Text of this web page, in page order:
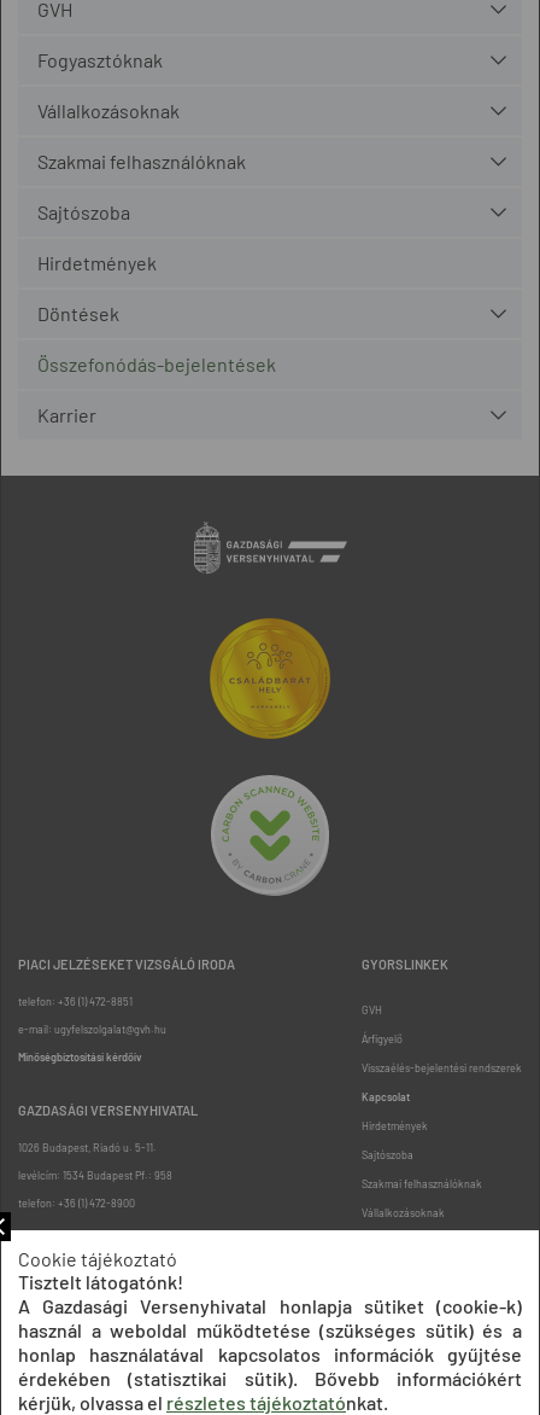
GVH
Fogyasztóknak
Vállalkozásoknak
Szakmai felhasználóknak
Sajtószoba
Hirdetmények
Döntések
Összefonódás-bejelentések
Karrier
PIACI JELZÉSEKET VIZSGÁLÓ IRODA
telefon: +36 (1) 472-8851
e-mail: ugyfelszolgalat@gvh.hu
Minőségbiztosítási kérdőív
GAZDASÁGI VERSENYHIVATAL
1026 Budapest, Riadó u. 5-11.
levélcím: 1534 Budapest Pf.: 958
telefon: +36 (1) 472-8900
GYORSLINKEK
GVH
Árfigyelő
Visszaélés-bejelentési rendszerek
Kapcsolat
Hirdetmények
Sajtószoba
Szakmai felhasználóknak
Vállalkozásoknak
Oldaltérkép
Cookie tájékoztató
Tisztelt látogatónk!
A Gazdasági Versenyhivatal honlapja sütiket (cookie-k)
használ a weboldal működtetése (szükséges sütik) és a
honlap használatával kapcsolatos információk gyűjtése
érdekében (statisztikai sütik). Bővebb információkért
kérjük, olvassa el részletes tájékoztatónkat.